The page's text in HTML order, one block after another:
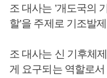
조 대사는 ’개도국의
할’을 주제로 기조발
조 대사는 신 기후체
게 요구되는 역할로